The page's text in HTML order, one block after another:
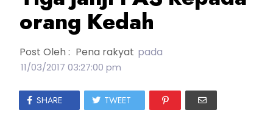
orang Kedah
Post Oleh : Pena rakyat pada
11/03/2017 03:27:00 pm
SHARE TWEET